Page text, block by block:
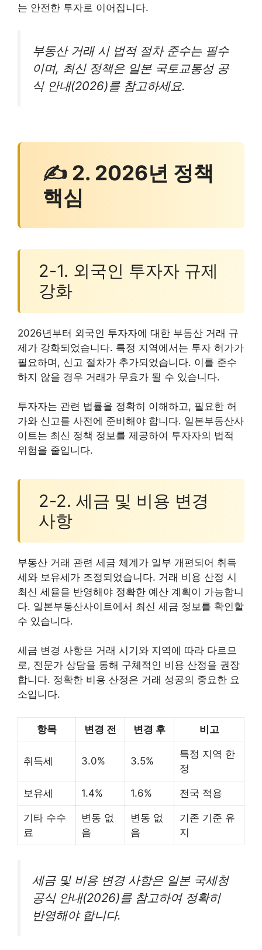
는 안전한 투자로 이어집니다.
부동산 거래 시 법적 절차 준수는 필수
이며, 최신 정책은 일본 국토교통성 공
식 안내(2026)를 참고하세요.
✍ 2. 2026년 정책
핵심
2-1. 외국인 투자자 규제
강화
2026년부터 외국인 투자자에 대한 부동산 거래 규
제가 강화되었습니다. 특정 지역에서는 투자 허가가
필요하며, 신고 절차가 추가되었습니다. 이를 준수
하지 않을 경우 거래가 무효가 될 수 있습니다.
투자자는 관련 법률을 정확히 이해하고, 필요한 허
가와 신고를 사전에 준비해야 합니다. 일본부동산사
이트는 최신 정책 정보를 제공하여 투자자의 법적
위험을 줄입니다.
2-2. 세금 및 비용 변경
사항
부동산 거래 관련 세금 체계가 일부 개편되어 취득
세와 보유세가 조정되었습니다. 거래 비용 산정 시
최신 세율을 반영해야 정확한 예산 계획이 가능합니
다. 일본부동산사이트에서 최신 세금 정보를 확인할
수 있습니다.
세금 변경 사항은 거래 시기와 지역에 따라 다르므
로, 전문가 상담을 통해 구체적인 비용 산정을 권장
합니다. 정확한 비용 산정은 거래 성공의 중요한 요
소입니다.
항목 변경 전 변경 후 비고
취득세 3.0% 3.5%
특정 지역 한
정
보유세 1.4% 1.6% 전국 적용
기타 수수
료
변동 없
음
변동 없
음
기존 기준 유
지
세금 및 비용 변경 사항은 일본 국세청
공식 안내(2026)를 참고하여 정확히
반영해야 합니다.